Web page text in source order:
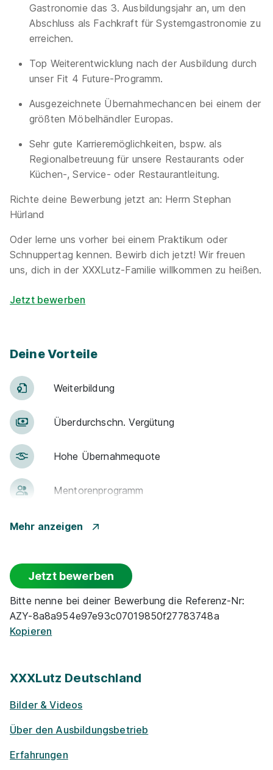
Gastronomie das 3. Ausbildungsjahr an, um den
Abschluss als Fachkraft für Systemgastronomie zu
erreichen.
Top Weiterentwicklung nach der Ausbildung durch
unser Fit 4 Future-Programm.
Ausgezeichnete Übernahmechancen bei einem der
größten Möbelhändler Europas.
Sehr gute Karrieremöglichkeiten, bspw. als
Regionalbetreuung für unsere Restaurants oder
Küchen-, Service- oder Restaurantleitung.
Richte deine Bewerbung jetzt an: Herrn Stephan
Hürland
Oder lerne uns vorher bei einem Praktikum oder
Schnuppertag kennen. Bewirb dich jetzt! Wir freuen
uns, dich in der XXXLutz-Familie willkommen zu heißen.
Jetzt bewerben
Deine Vorteile
Weiter­bildung
Über­durch­schn. Ver­gü­tung
Hohe Über­nah­me­quote
Men­to­ren­pro­gramm
Betr. Alters­vor­sorge
Kantine
Barriere­frei­heit
Fahrt­kosten­zu­schuss
Mehr anzeigen
Jetzt bewerben
Bitte nenne bei deiner Bewerbung die Referenz-Nr:
AZY-8a8a954e97e93c07019850f27783748a
Kopieren
XXXLutz Deutschland
Bilder & Videos
Über den Ausbildungsbetrieb
Erfahrungen